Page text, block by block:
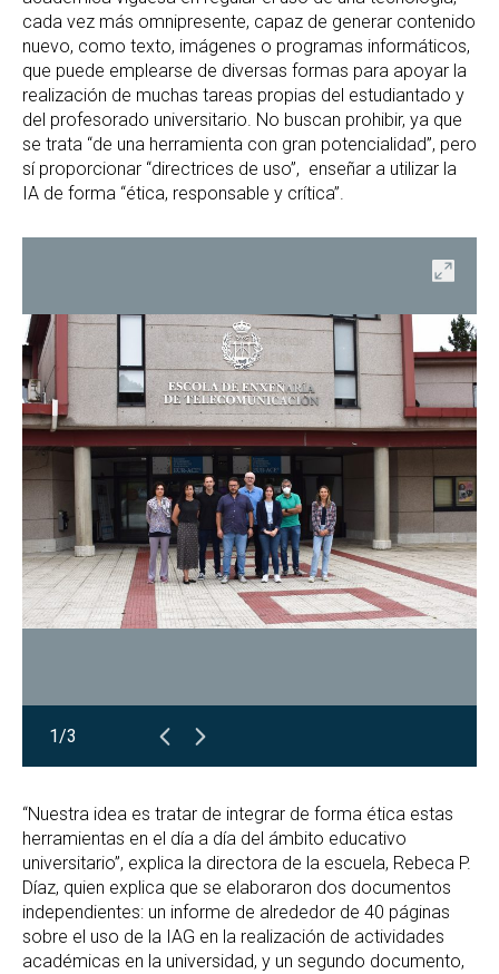
cada vez más omnipresente, capaz de generar contenido
nuevo, como texto, imágenes o programas informáticos,
que puede emplearse de diversas formas para apoyar la
realización de muchas tareas propias del estudiantado y
del profesorado universitario. No buscan prohibir, ya que
se trata “de una herramienta con gran potencialidad”, pero
sí proporcionar “directrices de uso”, enseñar a utilizar la
IA de forma “ética, responsable y crítica”.
Abrir
1/3
“Nuestra idea es tratar de integrar de forma ética estas
herramientas en el día a día del ámbito educativo
universitario”, explica la directora de la escuela, Rebeca P.
Díaz, quien explica que se elaboraron dos documentos
independientes: un informe de alrededor de 40 páginas
sobre el uso de la IAG en la realización de actividades
académicas en la universidad, y un segundo documento,